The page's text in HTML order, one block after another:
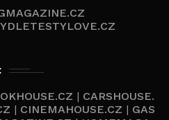
| CARSHOUSE.
| CINEMAHOUSE.CZ | GAS